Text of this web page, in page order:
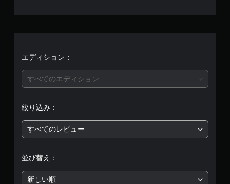
は
5
階
エディション：
すべてのエディション
絞り込み：
すべてのレビュー
並び替え：
新しい順